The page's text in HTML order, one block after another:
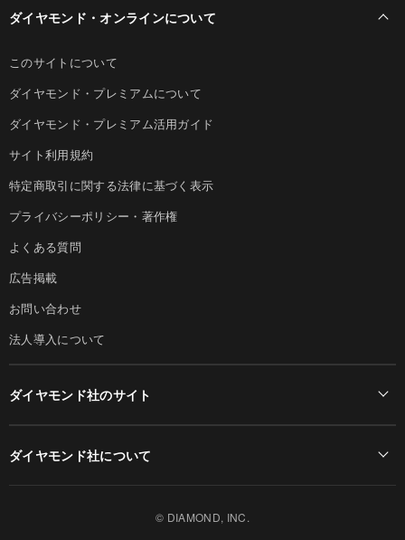
ダイヤモンド・オンラインについて
このサイトについて
ダイヤモンド・プレミアムについて
ダイヤモンド・プレミアム活用ガイド
サイト利用規約
特定商取引に関する法律に基づく表示
プライバシーポリシー・著作権
よくある質問
広告掲載
お問い合わせ
法人導入について
ダイヤモンド社のサイト
ダイヤモンド社について
© DIAMOND, INC.